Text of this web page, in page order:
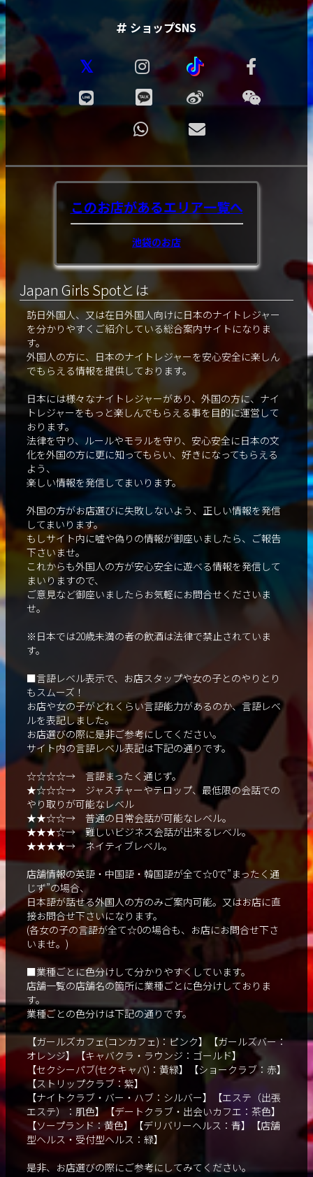
ショップSNS
このお店があるエリア一覧へ
池袋のお店
Japan Girls Spotとは
訪日外国人、又は在日外国人向けに日本のナイトレジャー
を分かりやすくご紹介している総合案内サイトになりま
す。
外国人の方に、日本のナイトレジャーを安心安全に楽しん
でもらえる情報を提供しております。
日本には様々なナイトレジャーがあり、外国の方に、ナイ
トレジャーをもっと楽しんでもらえる事を目的に運営して
おります。
法律を守り、ルールやモラルを守り、安心安全に日本の文
化を外国の方に更に知ってもらい、好きになってもらえる
よう、
楽しい情報を発信してまいります。
外国の方がお店選びに失敗しないよう、正しい情報を発信
してまいります。
もしサイト内に嘘や偽りの情報が御座いましたら、ご報告
下さいませ。
これからも外国人の方が安心安全に遊べる情報を発信して
まいりますので、
ご意見など御座いましたらお気軽にお問合せくださいま
せ。
※日本では20歳未満の者の飲酒は法律で禁止されていま
す。
■言語レベル表示で、お店スタップや女の子とのやりとり
もスムーズ！
お店や女の子がどれくらい言語能力があるのか、言語レベ
ルを表記しました。
お店選びの際に是非ご参考にしてください。
サイト内の言語レベル表記は下記の通りです。
☆☆☆☆→ 言語まったく通じず。
★☆☆☆→ ジャスチャーやテロップ、最低限の会話での
やり取りが可能なレベル
★★☆☆→ 普通の日常会話が可能なレベル。
★★★☆→ 難しいビジネス会話が出来るレベル。
★★★★→ ネイティブレベル。
店舗情報の英語・中国語・韓国語が全て☆0で”まったく通
じず”の場合、
日本語が話せる外国人の方のみご案内可能。又はお店に直
接お問合せ下さいになります。
(各女の子の言語が全て☆0の場合も、お店にお問合せ下さ
いませ。)
■業種ごとに色分けして分かりやすくしています。
店舗一覧の店舗名の箇所に業種ごとに色分けしておりま
す。
業種ごとの色分けは下記の通りです。
【ガールズカフェ(コンカフェ)：ピンク】【ガールズバー：
オレンジ】【キャバクラ・ラウンジ：ゴールド】
【セクシーパブ(セクキャバ)：黄緑】【ショークラブ：赤】
【ストリップクラブ：紫】
【ナイトクラブ・バー・ハブ：シルバー】【エステ（出張
エステ）：肌色】【デートクラブ・出会いカフエ：茶色】
【ソープランド：黄色】【デリバリーヘルス：青】【店舗
型ヘルス・受付型ヘルス：緑】
是非、お店選びの際にご参考にしてみてください。